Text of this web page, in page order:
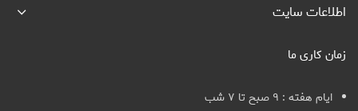
اطلاعات سایت
زمان کاری ما
ایام هفته : ۹ صبح تا ۷ شب